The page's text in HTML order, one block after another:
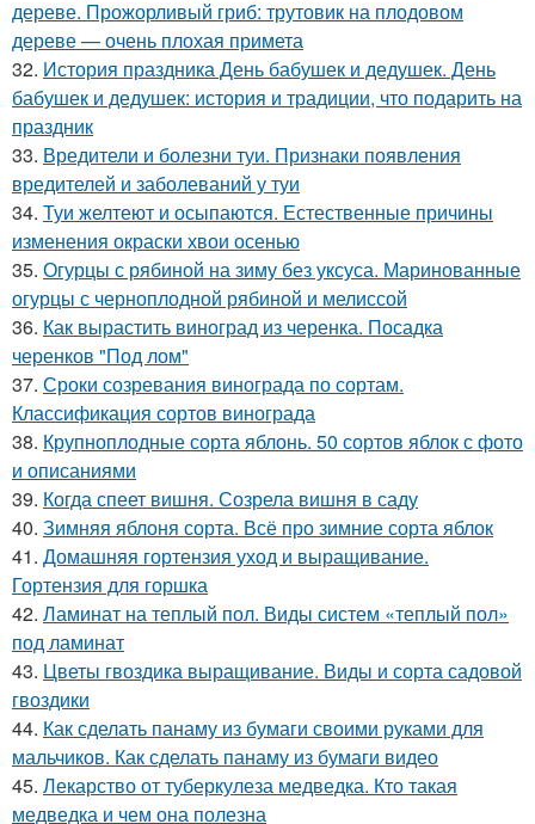
дереве. Прожорливый гриб: трутовик на плодовом
дереве — очень плохая примета
32. История праздника День бабушек и дедушек. День
бабушек и дедушек: история и традиции, что подарить на
праздник
33. Вредители и болезни туи. Признаки появления
вредителей и заболеваний у туи
34. Туи желтеют и осыпаются. Естественные причины
изменения окраски хвои осенью
35. Огурцы с рябиной на зиму без уксуса. Маринованные
огурцы с черноплодной рябиной и мелиссой
36. Как вырастить виноград из черенка. Посадка
черенков "Под лом"
37. Сроки созревания винограда по сортам.
Классификация сортов винограда
38. Крупноплодные сорта яблонь. 50 сортов яблок с фото
и описаниями
39. Когда спеет вишня. Созрела вишня в саду
40. Зимняя яблоня сорта. Всё про зимние сорта яблок
41. Домашняя гортензия уход и выращивание.
Гортензия для горшка
42. Ламинат на теплый пол. Виды систем «теплый пол»
под ламинат
43. Цветы гвоздика выращивание. Виды и сорта садовой
гвоздики
44. Как сделать панаму из бумаги своими руками для
мальчиков. Как сделать панаму из бумаги видео
45. Лекарство от туберкулеза медведка. Кто такая
медведка и чем она полезна